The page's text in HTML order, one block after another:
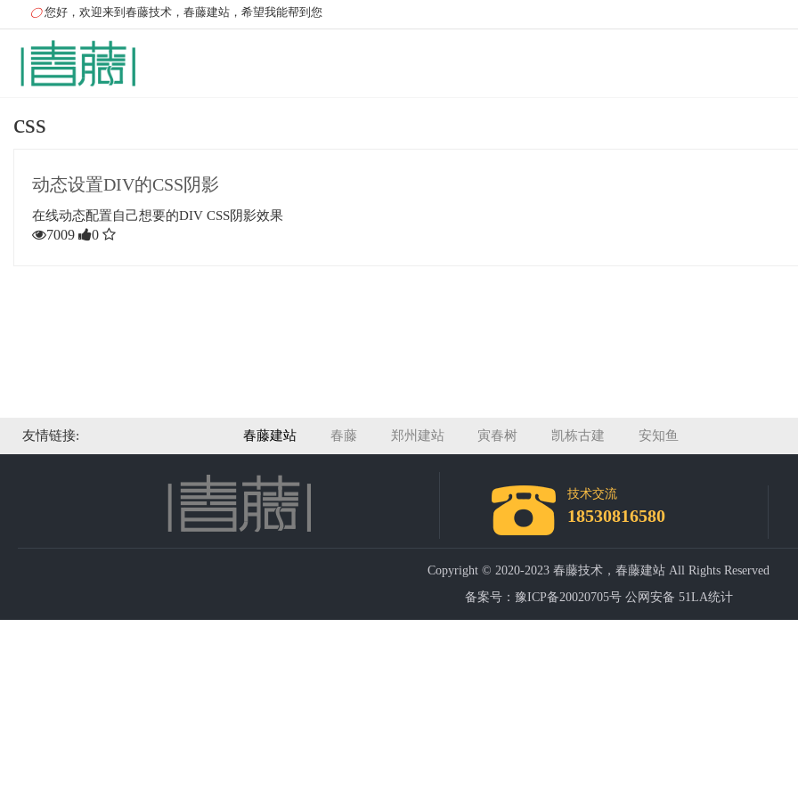
您好，欢迎来到春藤技术，春藤建站，希望我能帮到您
css
动态设置DIV的CSS阴影
在线动态配置自己想要的DIV CSS阴影效果
7009 0
友情链接: 春藤建站 春藤 郑州建站 寅春树 凯栋古建 安知鱼
技术交流
18530816580
Copyright © 2020-2023 春藤技术，春藤建站 All Rights Reserved
备案号：豫ICP备20020705号公网安备 51LA统计